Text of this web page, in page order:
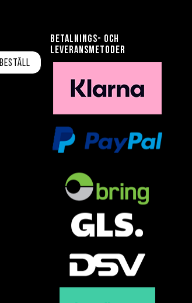
Beställ
Betalnings- och
leveransmetoder